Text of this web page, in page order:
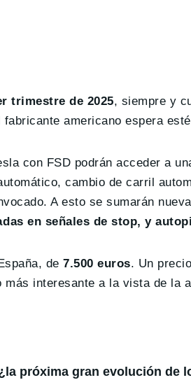
trimestre de 2025, siempre y
americano espera
con FSD podrán acceder a
cambio de carril
A esto se sumarán
en señales de stop, y
de 7.500 euros. Un
interesante a la vista de la
próxima gran evolución de